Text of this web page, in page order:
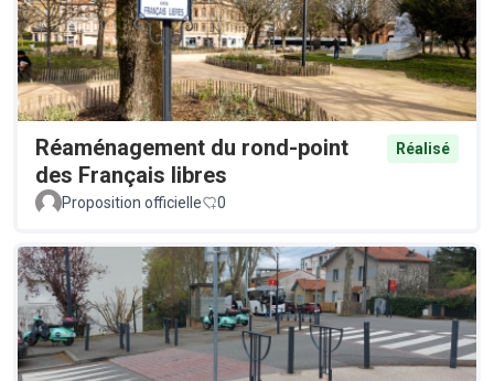
Réaménagement du rond-point
des Français libres
Réalisé
Proposition officielle 0